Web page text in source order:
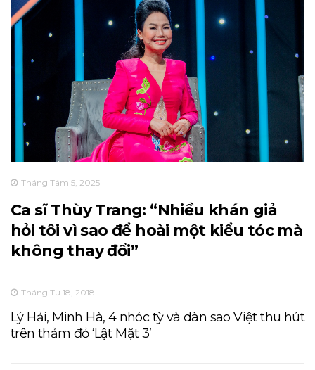
Tháng Tám 5, 2025
Ca sĩ Thùy Trang: “Nhiều khán giả
hỏi tôi vì sao để hoài một kiểu tóc mà
không thay đổi”
Tháng Tư 18, 2018
Lý Hải, Minh Hà, 4 nhóc tỳ và dàn sao Việt thu hút
trên thảm đỏ ‘Lật Mặt 3’